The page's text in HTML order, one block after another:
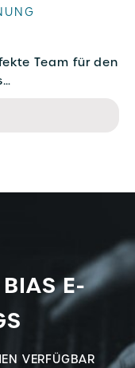
Team für den
E-
VERFÜGBAR